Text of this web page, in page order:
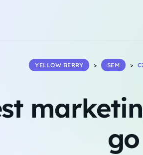
YELLOW BERRY > SEM >